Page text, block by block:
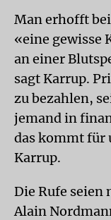
Man erhofft
«eine gewisse
an einer
sagt Karrup.
zu bezahlen,
jemand in
das kommt für
Karrup.
Die Rufe seien
Alain